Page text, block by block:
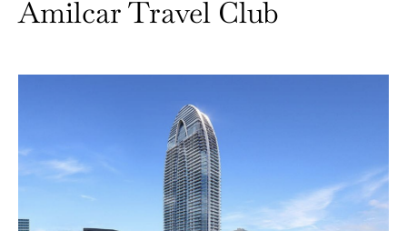
Amilcar Travel Club